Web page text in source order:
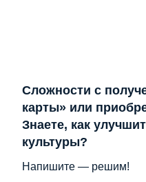
Сложности с
карты» или
Знаете, как
культуры?
Напишите — решим!